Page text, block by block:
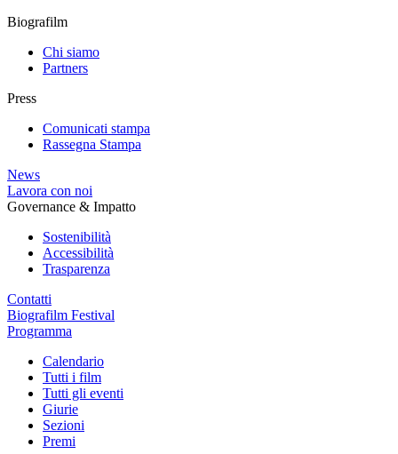
Biografilm
Chi siamo
Partners
Press
Comunicati stampa
Rassegna Stampa
News
Lavora con noi
Governance & Impatto
Sostenibilità
Accessibilità
Trasparenza
Contatti
Biografilm Festival
Programma
Calendario
Tutti i film
Tutti gli eventi
Giurie
Sezioni
Premi